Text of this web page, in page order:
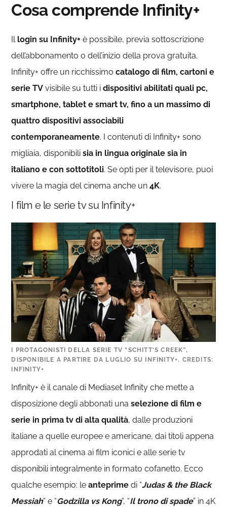
Cosa comprende Infinity+
Il login su Infinity+è possibile, previa sottoscrizione
dell’abbonamento o dell’inizio della prova gratuita.
Infinity+ offre un ricchissimocatalogo di film, cartoni e
serie TV visibile su tutti idispositivi abilitati quali pc,
smartphone, tablet e smart tv, fino a un massimo di
quattro dispositivi associabili
contemporaneamente. I contenuti di Infinity+ sono
migliaia, disponibili sia in lingua originale sia in
italiano e con sottotitoli. Se opti per il televisore, puoi
vivere la magia del cinema anche un4K.
I film e le serie tv su Infinity+
I PROTAGONISTI DELLA SERIE TV “SCHITT’S CREEK”,
DISPONIBILE A PARTIRE DA LUGLIO SU INFINITY+. CREDITS:
INFINITY+
Infinity+ è il canale di Mediaset Infinity che mette a
disposizione degli abbonati unaselezione di film e
serie in prima tv di alta qualità, dalle produzioni
italiane a quelle europee e americane, dai titoli appena
approdati al cinema ai film iconici e alle serie tv
disponibili integralmente in formato cofanetto. Ecco
qualche esempio: leanteprime di “Judas & the Black
Messiah” e “Godzilla vs Kong”, “Il trono di spade” in 4K